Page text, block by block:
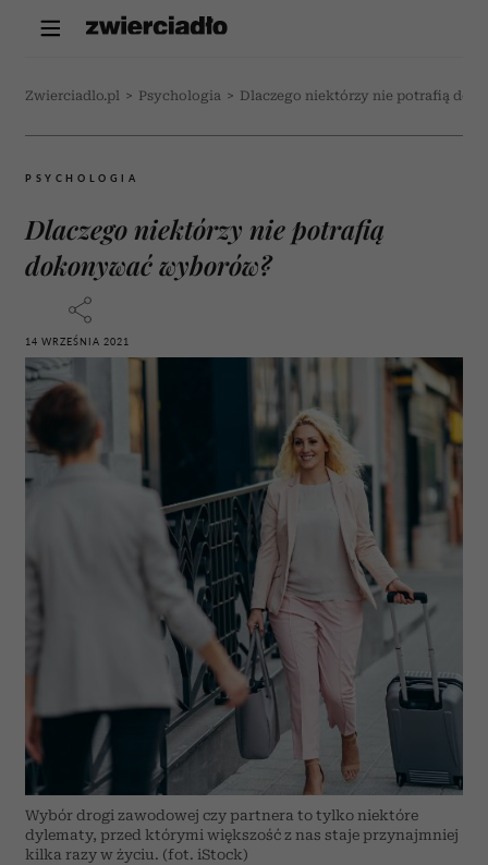
Zwierciadlo.pl > Psychologia > Dlaczego niektórzy nie potrafią
PSYCHOLOGIA
Dlaczego niektórzy nie potrafią
dokonywać wyborów?
14 WRZEŚNIA 2021
Wybór drogi zawodowej czy partnera to tylko niektóre
dylematy, przed którymi większość z nas staje przynajmniej
kilka razy w życiu. (fot. iStock)